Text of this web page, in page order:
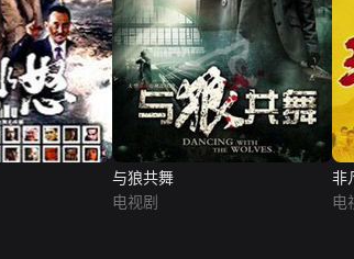
与狼共舞
电视剧
非
电